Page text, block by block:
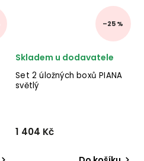
–25 %
Set 2 úložných boxů PIANA
světlý
Skladem u dodavatele
1 404 Kč